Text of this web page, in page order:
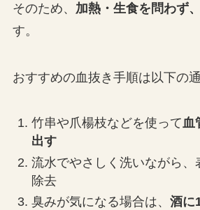
そのため、 加熱・生食を問わず
す。
おすすめの血抜き手順は以下の
竹串や爪楊枝などを使って血
出す
流水でやさしく洗いながら、
除去
臭みが気になる場合は、 酒に